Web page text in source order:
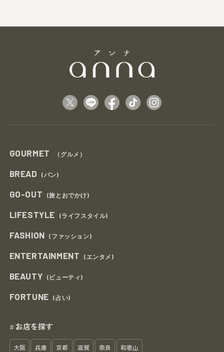
GOURMET （グルメ）
BREAD (パン)
GO-OUT (旅とおでかけ)
LIFESTYLE (ライフスタイル)
FASHION (ファッション)
ENTERTAINMENT (エンタメ)
BEAUTY (ビューティ)
FORTUNE (占い)
# お店を探す
大阪 兵庫 京都 滋賀 奈良 和歌山